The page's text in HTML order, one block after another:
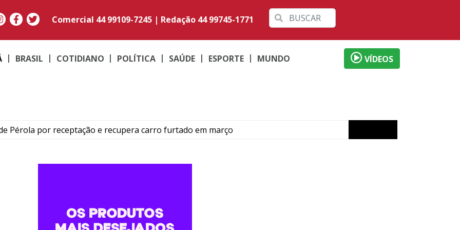
Comercial 44 99109-7245 | Redação 44 99745-1771
BRASIL COTIDIANO POLÍTICA SAÚDE ESPORTE MUNDO VÍDEOS
Pérola por receptação e recupera carro furtado em março
maconha e PM apreende moto adulterada em Perobal